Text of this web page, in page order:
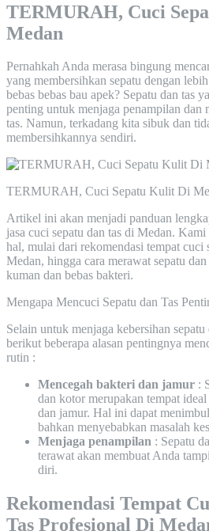
TERMURAH, Cuci
Medan
Pernahkah Anda merasa bingung
yang membersihkan sepatu dengan
bebas bebas bau apek? Sepatu dan tas
penting untuk menjaga penampilan dan
tas. Namun, terkadang kita sibuk dan
membersihkannya sendiri.
TERMURAH, Cuci Sepatu Kulit Di
Artikel ini akan menjadi panduan
jasa cuci sepatu dan tas di Medan.
hal, mulai dari rekomendasi tempat cuci
Medan, hingga cara merawat sepatu
kuman dan bebas bakteri.
Mengapa Mencuci Sepatu dan Tas
Selain untuk menjaga kebersihan
berikut beberapa alasan pentingnya
rutin :
Mencegah bakteri dan jamur :
dan kotor merupakan tempat
dan jamur. Hal ini dapat
bahkan menyebabkan masalah
Menjaga penampilan : Sepatu
terawat akan membuat Anda
diri.
Rekomendasi Tempat
Tas Profesional Di